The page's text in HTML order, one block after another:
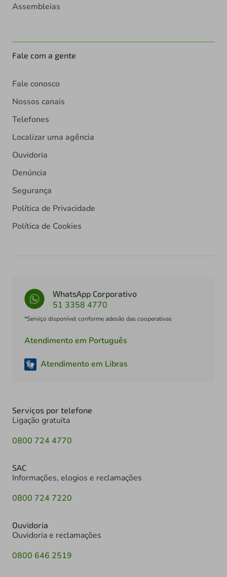
Assembleias
Fale com a gente
Fale conosco
Nossos canais
Telefones
Localizar uma agência
Ouvidoria
Denúncia
Segurança
Política de Privacidade
Política de Cookies
WhatsApp Corporativo
51 3358 4770
*Serviço disponível conforme adesão das cooperativas
Atendimento em Português
Atendimento em Libras
Serviços por telefone
Ligação gratuita
0800 724 4770
SAC
Informações, elogios e reclamações
0800 724 7220
Ouvidoria
Ouvidoria e reclamações
0800 646 2519